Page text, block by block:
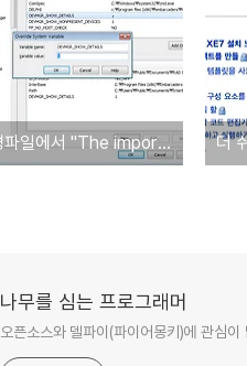
환경파일에서 "The imported project file could not be loaded. '', hexadecimal value 0x01, is an invalid character." 오류 발생 시 조치사항
나무를 심는 프로그래머
오픈소스와 델파이(파이어몽키)에 관심